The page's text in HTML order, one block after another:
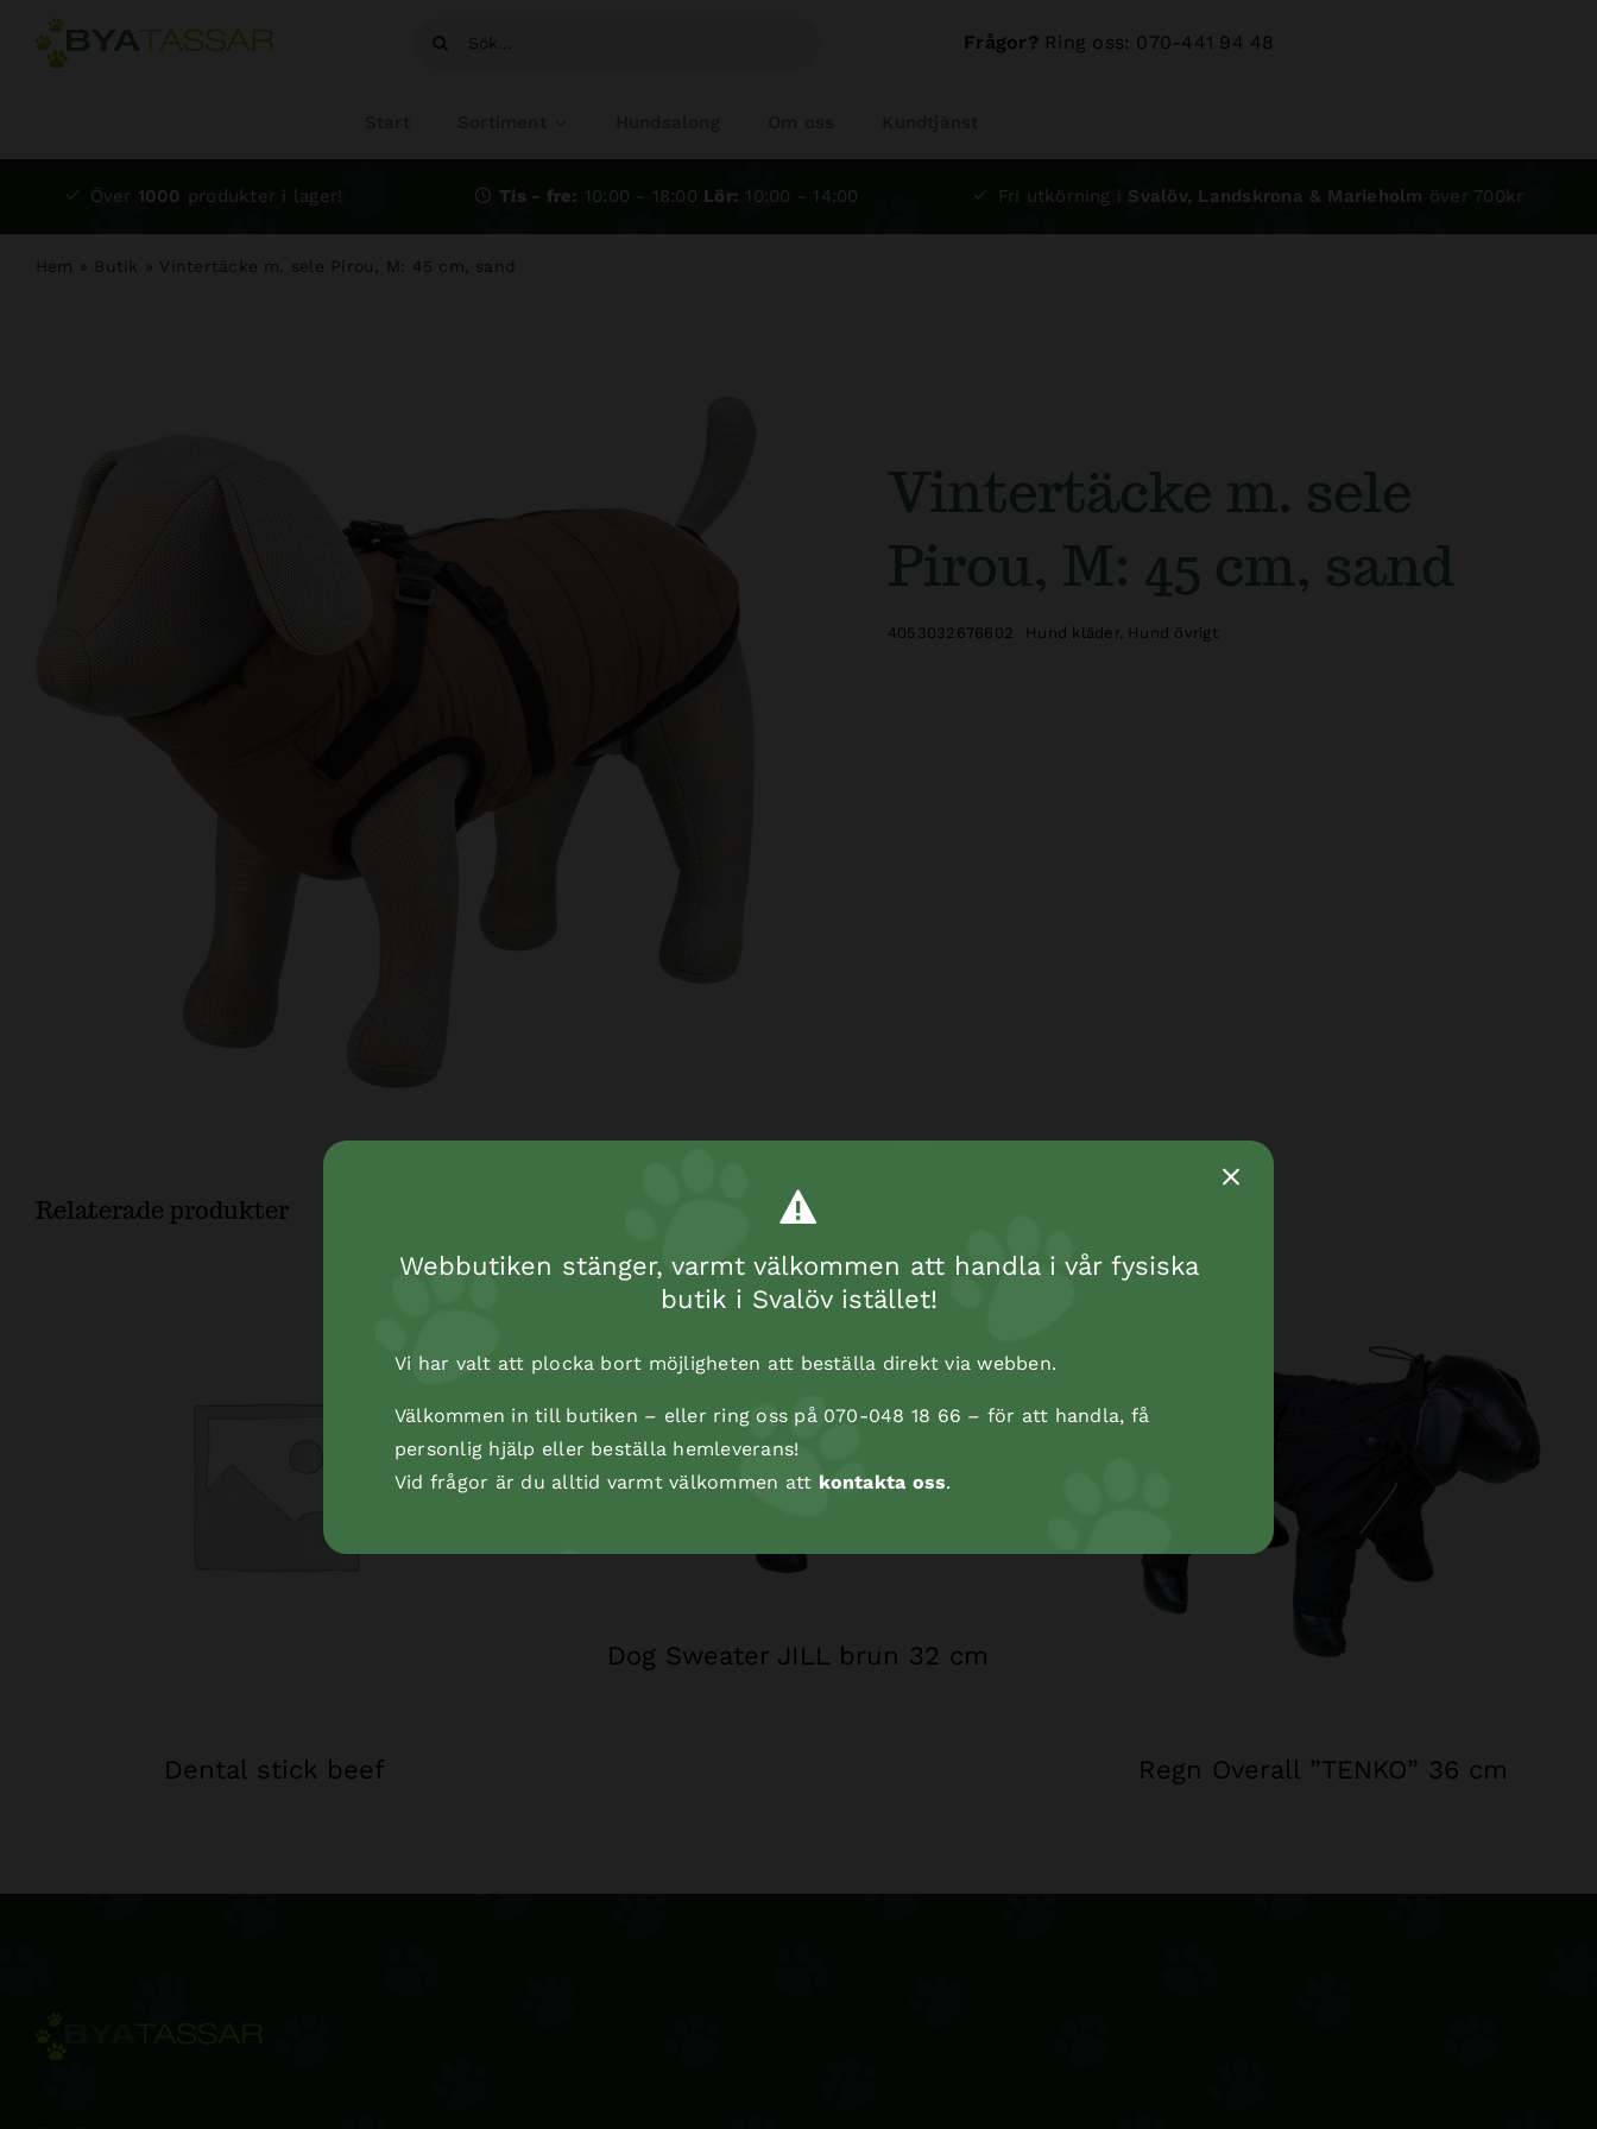
Fortsätt
Sök
Frågor? Ring oss: 070-441 94 48
Över 1000 produkter i lager! Tis - fre: 10:00 - 18:00 Lör: 10:00 - 14:00 Fri utkörning i Svalöv, Landskrona & Marieholm över 700kr
Hem » Butik » Vintertäcke m. sele Pirou, M: 45 cm, sand
Vintertäcke m. sele
Pirou, M: 45 cm, sand
4053032676602 Hund kläder Hund övrigt
Relaterade produkter
Dental stick beef
Dog Sweater JILL brun 32 cm
Regn Overall ”TENKO” 36 cm
Webbutiken stänger, varmt välkommen att handla i vår fysiska
butik i Svalöv istället!
Vi har valt att plocka bort möjligheten att beställa direkt via webben.
Välkommen in till butiken – eller ring oss på 070-048 18 66 – för att handla, få
personlig hjälp eller beställa hemleverans!
Vid frågor är du alltid varmt välkommen att kontakta oss.